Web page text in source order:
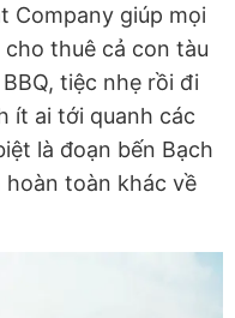
Company giúp mọi
thuê cả con tàu
tiệc nhẹ rồi đi
ít ai tới quanh các
là đoạn bến Bạch
toàn khác về